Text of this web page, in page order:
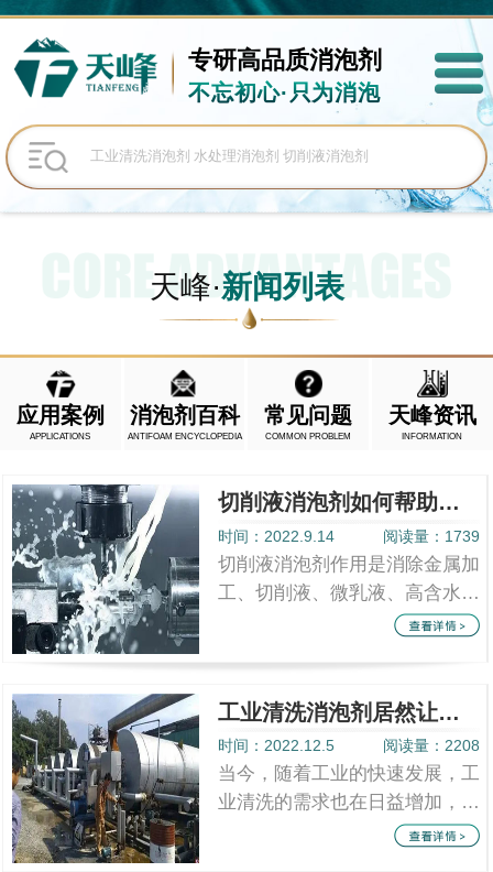
专研高品质消泡剂
不忘初心·只为消泡
天峰·新闻列表
应用案例
APPLICATIONS
消泡剂百科
ANTIFOAM ENCYCLOPEDIA
常见问题
COMMON PROBLEM
天峰资讯
INFORMATION
切削液消泡剂如何帮助厂家解脱泡沫困扰的？
时间：2022.9.14 阅读量：1739
切削液消泡剂作用是消除金属加
工、切削液、微乳液、高含水量
液压液、皂化油、电火花工作
工业清洗消泡剂居然让工业清理泡沫无处可藏
时间：2022.12.5 阅读量：2208
当今，随着工业的快速发展，工
业清洗的需求也在日益增加，这
时候厂家也遇到了许多问题需要